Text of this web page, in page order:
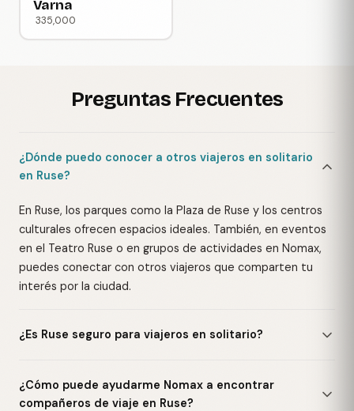
Varna
335,000
Preguntas Frecuentes
¿Dónde puedo conocer a otros viajeros en solitario
en Ruse?
En Ruse, los parques como la Plaza de Ruse y los centros
culturales ofrecen espacios ideales. También, en eventos
en el Teatro Ruse o en grupos de actividades en Nomax,
puedes conectar con otros viajeros que comparten tu
interés por la ciudad.
¿Es Ruse seguro para viajeros en solitario?
¿Cómo puede ayudarme Nomax a encontrar
compañeros de viaje en Ruse?